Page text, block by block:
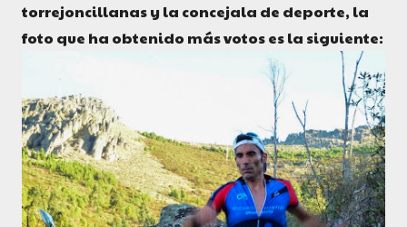
torrejoncillanas y la concejala de deporte, la
foto que ha obtenido más votos es la siguiente: